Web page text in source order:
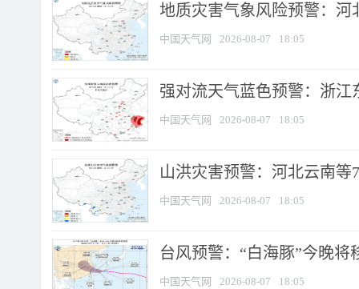
地质灾害气象风险预警：河
中国天气网 2026-08-07 18:05
强对流天气蓝色预警：浙江
中国天气网 2026-08-07 18:05
山洪灾害预警：河北云南
中国天气网 2026-08-07 18:05
台风预警：“白海豚”今晚将
中国天气网 2026-08-07 18:05